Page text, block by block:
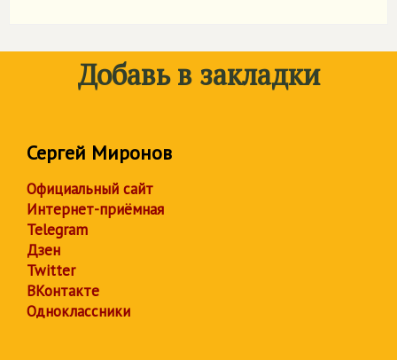
Добавь в закладки
Сергей Миронов
Официальный сайт
Интернет-приёмная
Telegram
Дзен
Twitter
ВКонтакте
Одноклассники